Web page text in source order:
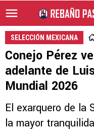
SELECCIÓN MEXICANA
Conejo Pérez
adelante de
Mundial 2026
El exarquero de la
la mayor